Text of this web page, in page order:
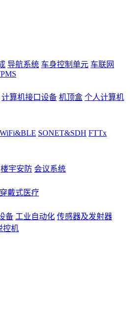
导航系统 车身控制单元 车联网
计算机接口设备 机顶盒 个人计算机
WiFi&BLE SONET&SDH FTTx
楼宇安防 会议系统
穿戴式医疗
备 工业自动化 传感器及发射器
控机